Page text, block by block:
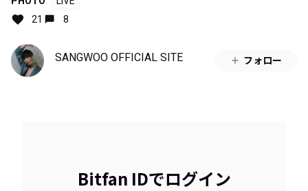
21
8
SANGWOO OFFICIAL SITE フォロー
Bitfan IDでログイン